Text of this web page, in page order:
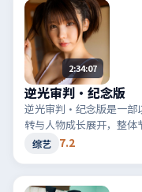
2:34:07
逆光审判·纪念版
逆光审判·纪念版是一部
转与人物成长展开，整体
综艺 7.2